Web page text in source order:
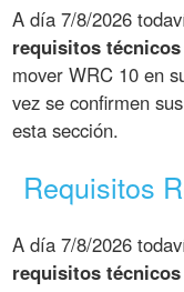
A día 7/8/2026
requisitos
mover WRC 10 en
vez se confirmen
esta sección.
Requisitos
A día 7/8/2026
requisitos